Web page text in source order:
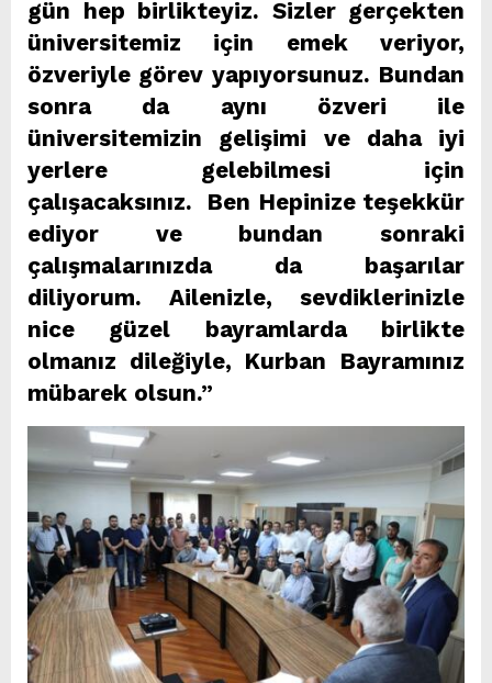
gün hep birlikteyiz. Sizler gerçekten
üniversitemiz için emek veriyor,
özveriyle görev yapıyorsunuz. Bundan
sonra da aynı özveri ile
üniversitemizin gelişimi ve daha iyi
yerlere gelebilmesi için
çalışacaksınız. Ben Hepinize teşekkür
ediyor ve bundan sonraki
çalışmalarınızda da başarılar
diliyorum. Ailenizle, sevdiklerinizle
nice güzel bayramlarda birlikte
olmanız dileğiyle, Kurban Bayramınız
mübarek olsun.”